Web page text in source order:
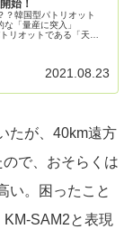
始！
？韓国型パトリオット
「量産に突入」
リオットである「天
2021.08.23
たが、40km遠方
で、おそらくは
い。困ったこと
SAM2と表現